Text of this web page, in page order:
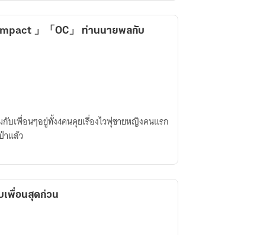
」「OC」 ท่านนายพลกับ
กับเพื่อนๆอยู่ทั้ง4คนคุยเรื่องไวฟุชายหญิงคนแรก
าแล้ว
เพื่อนสุดก่วน